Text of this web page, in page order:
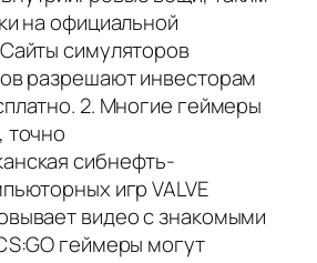
на официальной
симуляторов
разрешают инвесторам
2. Многие геймеры
точно
сибнефть-
игр VALVE
видео с знакомыми
геймеры могут